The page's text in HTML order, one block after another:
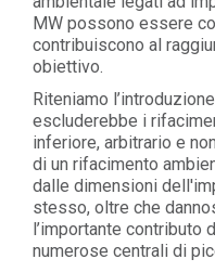
MW possono essere
contribuiscono al
obiettivo.
Riteniamo
escluderebbe i
inferiore, arbitrario e
di un rifacimento
dalle dimensioni
stesso, oltre che
l’importante contributo
numerose centrali di